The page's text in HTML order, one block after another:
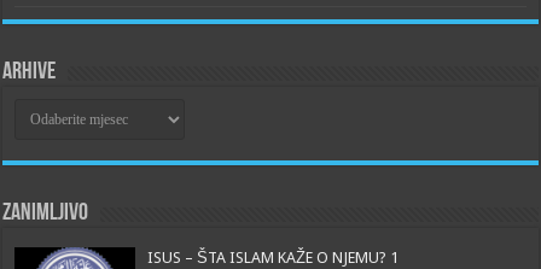
Arhive
Zanimljivo
ISUS – ŠTA ISLAM KAŽE O NJEMU? 1